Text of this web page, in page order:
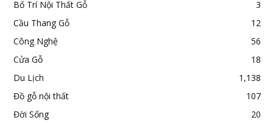
Bố Trí Nội Thất Gỗ
3
Cầu Thang Gỗ
12
Công Nghệ
56
Cửa Gỗ
18
Du Lịch
1,138
Đồ gỗ nội thất
107
Đời Sống
20